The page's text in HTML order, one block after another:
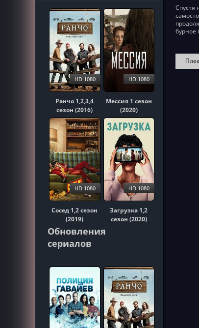
Ранчо 1,2,3,4
сезон (2016)
HD 1080
Мессия 1 сезон
(2020)
HD 1080
Сосед 1,2 сезон
(2019)
HD 1080
Загрузка 1,2
сезон (2020)
HD 1080
Обновления
сериалов
Спустя
бурное